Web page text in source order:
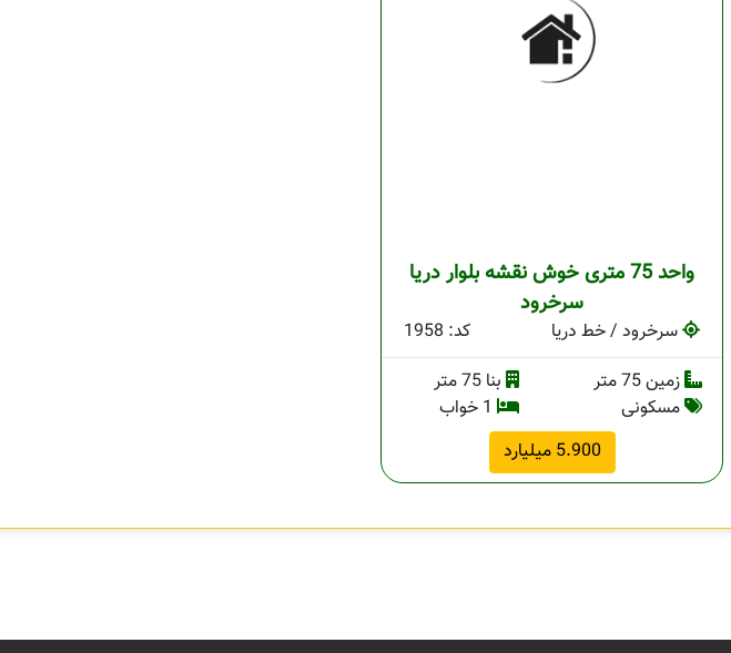
واحد 75 متری خوش نقشه بلوار دریا
سرخرود
سرخرود / خط دریا
کد: 1958
زمین 75 متر
بنا 75 متر
مسکونی
5.900 میلیارد